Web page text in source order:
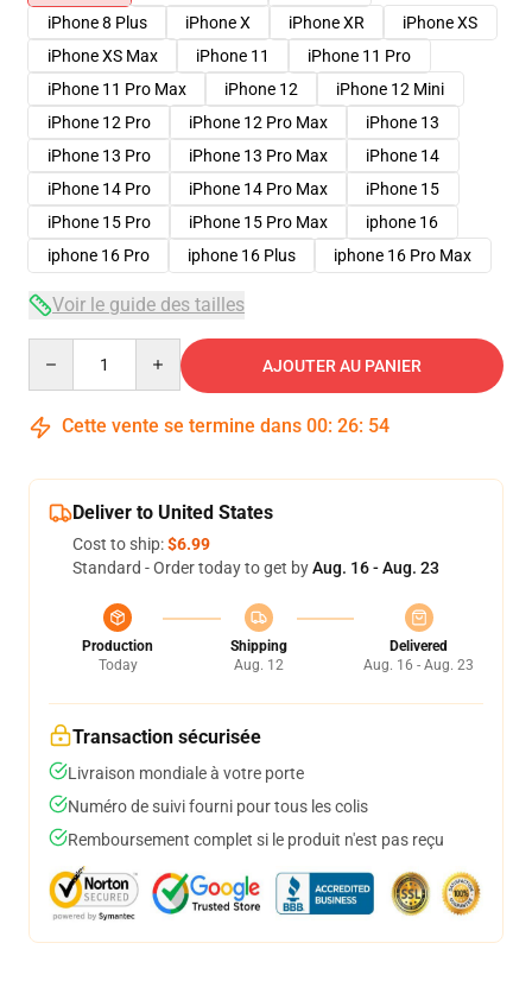
iPhone 8 Plus
iPhone X iPhone XR
iPhone XS
iPhone XS Max
iPhone 11
iPhone 11 Pro
iPhone 11 Pro Max
iPhone 12
iPhone 12 Mini
iPhone 12 Pro
iPhone 12 Pro Max
iPhone 13
iPhone 13 Pro
iPhone 13 Pro Max
iPhone 14
iPhone 14 Pro
iPhone 14 Pro Max
iPhone 15
iPhone 15 Pro
iPhone 15 Pro Max
iphone 16
iphone 16 Pro
iphone 16 Plus iphone 16 Pro Max
Voir le guide des tailles
AJOUTER AU PANIER
Cette vente se termine dans 00: 26: 53
Deliver to United States
Cost to ship:$6.99
Standard - Order today to get byAug. 16 - Aug. 23
Production
Today
Shipping
Aug. 12
Delivered
Aug. 16 - Aug. 23
Transaction sécurisée
Livraison mondiale à votre porte
Numéro de suivi fourni pour tous les colis
Remboursement complet si le produit n'est pas reçu